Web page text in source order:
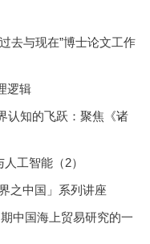
去与现在”博士论文工作
逻辑
认知的飞跃：聚焦《诸
工智能（2）
之中国」系列讲座
中国海上贸易研究的一